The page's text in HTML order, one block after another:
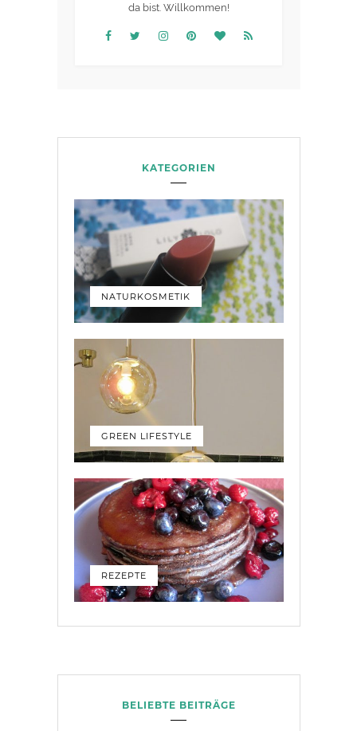
da bist. Willkommen!
KATEGORIEN
NATURKOSMETIK
GREEN LIFESTYLE
REZEPTE
BELIEBTE BEITRÄGE